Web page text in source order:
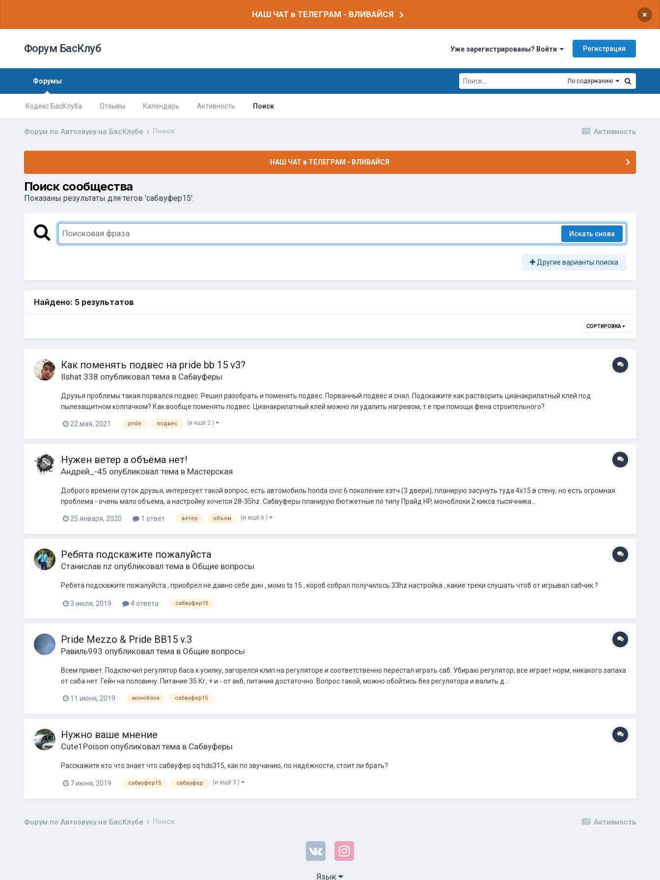
НАШ ЧАТ в ТЕЛЕГРАМ - ВЛИВАЙСЯ ×
Форум БасКлуб Уже зарегистрированы? Войти Регистрация
Форумы
Кодекс БасКлуба Отзывы Календарь Активность Поиск
По содержанию
Активность
Форум по Автозвуку на БасКлубе Поиск
НАШ ЧАТ в ТЕЛЕГРАМ - ВЛИВАЙСЯ
Поиск сообщества
Показаны результаты для тегов 'сабвуфер15'.
Искать снова
Другие варианты поиска
Найдено: 5 результатов
СОРТИРОВКА
Как поменять подвес на pride bb 15 v3?
Ilshat 338 опубликовал тема в Сабвуферы
Друзья проблемы такая порвался подвес. Решил разобрать и поменять подвес. Порванный подвес я снял. Подскажите как растворить цианакрилатный клей под
пылезащитном колпачком? Как вообще поменять подвес. Цианакрилатный клей можно ли удалить нагревом, т.е при помощи фена строительного?
22 мая, 2021 pride подвес (и ещё 2 )
Нужен ветер а объёма нет!
Андрей_-45 опубликовал тема в Мастерская
Доброго времени суток друзья, интересует такой вопрос, есть автомобиль honda civic 6 поколение хэтч (3 двери), планирую засунуть туда 4x15 в стену, но есть огромная
проблема - очень мало объема, а настройку хочется 28-35hz. Сабвуферы планирую бютжетные по типу Прайд HP, моноблоки 2 кикса тысячника...
25 января, 2020 1 ответ ветер объем (и ещё 6 )
Ребята подскажите пожалуйста
Станислав nz опубликовал тема в Общие вопросы
Ребята подскажите пожалуйста , приобрел не давно себе дин , момо ts 15 , короб собрал получилось 33hz настройка , какие треки слушать чтоб от игрывал сабчик ?
3 июля, 2019 4 ответа сабвуфер15
Pride Mezzo & Pride BB15 v.3
Равиль993 опубликовал тема в Общие вопросы
Всем привет. Подключил регулятор баса к усилку, загорелся клип на регуляторе и соответственно перестал играть саб. Убираю регулятор, все играет норм, никакого запаха
от саба нет. Гейн на половину. Питание 35 Кг, + и - от акб, питания достаточно. Вопрос такой, можно обойтись без регулятора и валить д...
11 июня, 2019 моноблок сабвуфер15
Нужно ваше мнение
Cute1Poison опубликовал тема в Сабвуферы
Расскажите кто что знает что сабвуфер sq hds315, как по звучанию, по надёжности, стоит ли брать?
7 июня, 2019 сабвуфер15 сабвуфер (и ещё 3 )
Активность
Форум по Автозвуку на БасКлубе Поиск
Язык